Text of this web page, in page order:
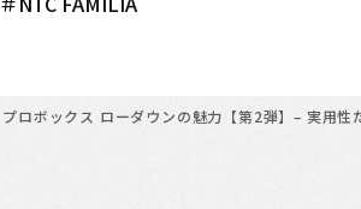
プロボックス ローダウンの魅力【第2弾】– 実用